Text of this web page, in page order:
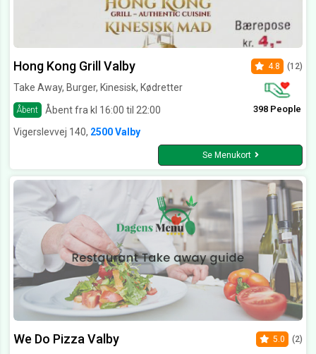
Hong Kong Grill Valby
Take Away, Burger, Kinesisk, Kødretter
Åbent Åbent fra kl 16:00 til 22:00
4.8 (12)
398 People
Vigerslevvej 140, 2500 Valby
Se Menukort
We Do Pizza Valby 5.0 (2)